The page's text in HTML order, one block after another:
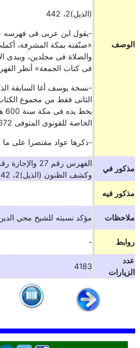
الوصف
(الذيل)2، 442
-يقول ابن عربى فى فهرسه
«صنّفته بمكة المشرفة،
والصلاة فى مجلدين، وبيدى
فى كتاب الجمعة» أنظر
-نسخة يوسف أغا السابقة
الثانى فقط من مجموع
الخاصة للقونوى المتوفى 672 ه‍/1263
-ذكرها عواد مقتصرا على
مذكور في
وكشف الظنون (الذيل)2، 442.
مذكور فيه
ملاحظات مؤكد نسبته للشيخ محي
روابط
-
عدد
الزيارات
4183